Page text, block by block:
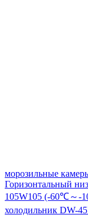
морозильные
Горизонтальный
105W105 (-60℃～-
холодильник DW-